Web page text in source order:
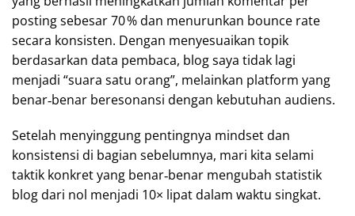
posting sebesar 70 % dan menurunkan bounce rate
secara konsisten. Dengan menyesuaikan topik
berdasarkan data pembaca, blog saya tidak lagi
menjadi “suara satu orang”, melainkan platform yang
benar‑benar beresonansi dengan kebutuhan audiens.
Setelah menyinggung pentingnya mindset dan
konsistensi di bagian sebelumnya, mari kita selami
taktik konkret yang benar‑benar mengubah statistik
blog dari nol menjadi 10× lipat dalam waktu singkat.